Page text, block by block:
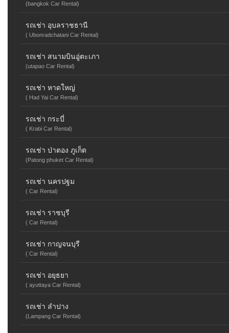
(bangkok Car Rental)
รถเช่า อุบลราชธานี
( Ubonradchatani Car Rental)
รถเช่า สนามบินอู่ตะเภา
(utapao Car Rental)
รถเช่า หาดใหญ่
( Had Yai Car Rental)
รถเช่า กระบี่
( Krabi Car Rental)
รถเช่า ป่าตอง ภูเก็ต
(Patong phuket Car Rental)
รถเช่า นครปฐม
( Car Rental)
รถเช่า ราชบุรี
( Car Rental)
รถเช่า กาญจนบุรี
( Car Rental)
รถเช่า อยุธยา
( ayuttaya Car Rental)
รถเช่า ลำปาง
(Lampang Car Rental)